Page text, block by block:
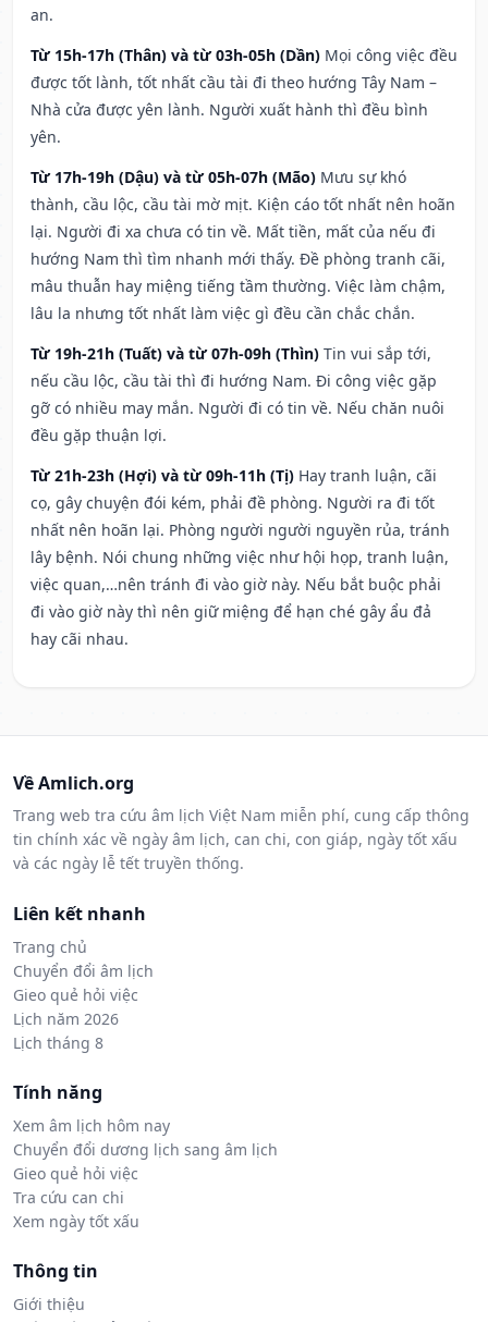
an.
Từ 15h-17h (Thân) và từ 03h-05h (Dần) Mọi công việc đều
được tốt lành, tốt nhất cầu tài đi theo hướng Tây Nam –
Nhà cửa được yên lành. Người xuất hành thì đều bình
yên.
Từ 17h-19h (Dậu) và từ 05h-07h (Mão) Mưu sự khó
thành, cầu lộc, cầu tài mờ mịt. Kiện cáo tốt nhất nên hoãn
lại. Người đi xa chưa có tin về. Mất tiền, mất của nếu đi
hướng Nam thì tìm nhanh mới thấy. Đề phòng tranh cãi,
mâu thuẫn hay miệng tiếng tầm thường. Việc làm chậm,
lâu la nhưng tốt nhất làm việc gì đều cần chắc chắn.
Từ 19h-21h (Tuất) và từ 07h-09h (Thìn) Tin vui sắp tới,
nếu cầu lộc, cầu tài thì đi hướng Nam. Đi công việc gặp
gỡ có nhiều may mắn. Người đi có tin về. Nếu chăn nuôi
đều gặp thuận lợi.
Từ 21h-23h (Hợi) và từ 09h-11h (Tị) Hay tranh luận, cãi
cọ, gây chuyện đói kém, phải đề phòng. Người ra đi tốt
nhất nên hoãn lại. Phòng người người nguyền rủa, tránh
lây bệnh. Nói chung những việc như hội họp, tranh luận,
việc quan,…nên tránh đi vào giờ này. Nếu bắt buộc phải
đi vào giờ này thì nên giữ miệng để hạn ché gây ẩu đả
hay cãi nhau.
Về Amlich.org
Trang web tra cứu âm lịch Việt Nam miễn phí, cung cấp thông
tin chính xác về ngày âm lịch, can chi, con giáp, ngày tốt xấu
và các ngày lễ tết truyền thống.
Liên kết nhanh
Trang chủ
Chuyển đổi âm lịch
Gieo quẻ hỏi việc
Lịch năm 2026
Lịch tháng 8
Tính năng
Xem âm lịch hôm nay
Chuyển đổi dương lịch sang âm lịch
Gieo quẻ hỏi việc
Tra cứu can chi
Xem ngày tốt xấu
Thông tin
Giới thiệu